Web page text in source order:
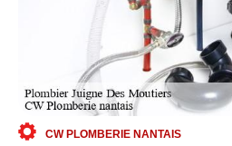
CW PLOMBERIE NANTAIS